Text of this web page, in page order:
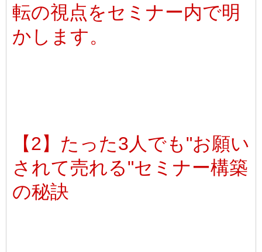
転の視点をセミナー内で明
かします。
【2】たった3人でも"お願い
されて売れる"セミナー構築
の秘訣